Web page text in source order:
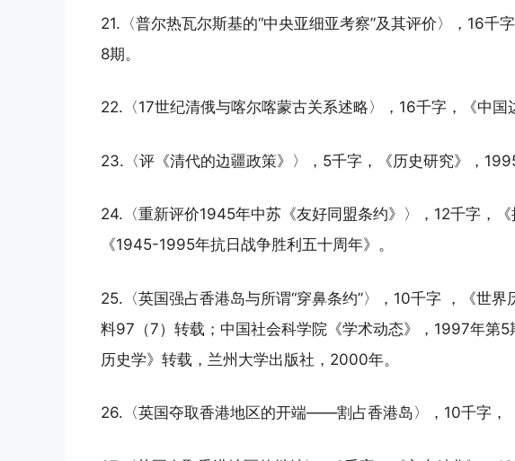
21.〈普尔热瓦尔斯基的“中央亚细亚考察”及其评价〉，16千
8期。
22.〈17世纪清俄与喀尔喀蒙古关系述略〉，16千字，《中国
23.〈评《清代的边疆政策》〉，5千字，《历史研究》，
24.〈重新评价1945年中苏《友好同盟条约》〉，12千字，
《1945-1995年抗日战争胜利五十周年》。
25.〈英国强占香港岛与所谓“穿鼻条约”〉，10千字 ，《世
料97（7）转载；中国社会科学院《学术动态》，1997年第5
历史学》转载，兰州大学出版社，2000年。
26.〈英国夺取香港地区的开端——割占香港岛〉，10千字，